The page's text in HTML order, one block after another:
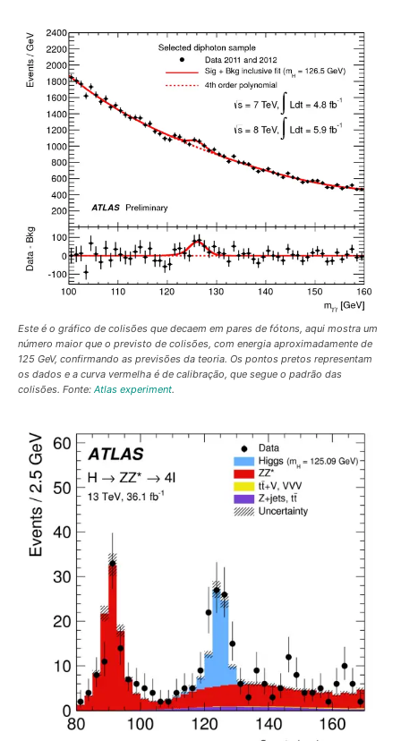
Este é o gráfico de colisões que decaem em pares de fótons, aqui mostra um
número maior que o previsto de colisões, com energia aproximadamente de
125 GeV, confirmando as previsões da teoria. Os pontos pretos representam
os dados e a curva vermelha é de calibração, que segue o padrão das
colisões. Fonte: Atlas experiment.